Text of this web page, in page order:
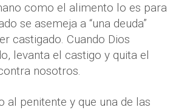
como el alimento lo es para
se asemeja a “una deuda”
castigado. Cuando Dios
levanta el castigo y quita el
nosotros.
al penitente y que una de las